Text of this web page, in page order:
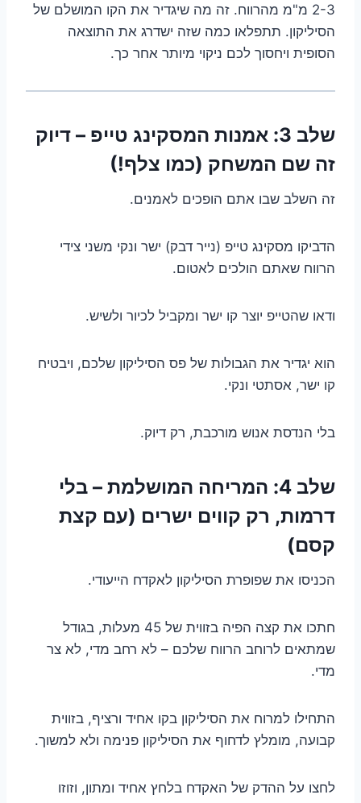
2-3 מ"מ מהרווח. זה מה שיגדיר את הקו המושלם של
הסיליקון. תתפלאו כמה שזה ישדרג את התוצאה
הסופית ויחסוך לכם ניקוי מיותר אחר כך.
שלב 3: אמנות המסקינג טייפ – דיוק
זה שם המשחק (כמו צלף!)
זה השלב שבו אתם הופכים לאמנים.
הדביקו מסקינג טייפ (נייר דבק) ישר ונקי משני צידי
הרווח שאתם הולכים לאטום.
ודאו שהטייפ יוצר קו ישר ומקביל לכיור ולשיש.
הוא יגדיר את הגבולות של פס הסיליקון שלכם, ויבטיח
קו ישר, אסתטי ונקי.
בלי הנדסת אנוש מורכבת, רק דיוק.
שלב 4: המריחה המושלמת – בלי
דרמות, רק קווים ישרים (עם קצת
קסם)
הכניסו את שפופרת הסיליקון לאקדח הייעודי.
חתכו את קצה הפיה בזווית של 45 מעלות, בגודל
שמתאים לרוחב הרווח שלכם – לא רחב מדי, לא צר
מדי.
התחילו למרוח את הסיליקון בקו אחיד ורציף, בזווית
קבועה, מומלץ לדחוף את הסיליקון פנימה ולא למשוך.
לחצו על ההדק של האקדח בלחץ אחיד ומתון, וזוזו